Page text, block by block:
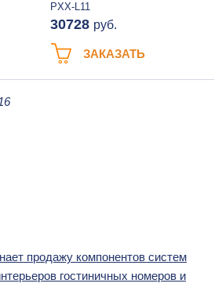
PXX-L11
30728 руб.
ЗАКАЗАТЬ
продажу компонентов систем
гостиничных номеров и